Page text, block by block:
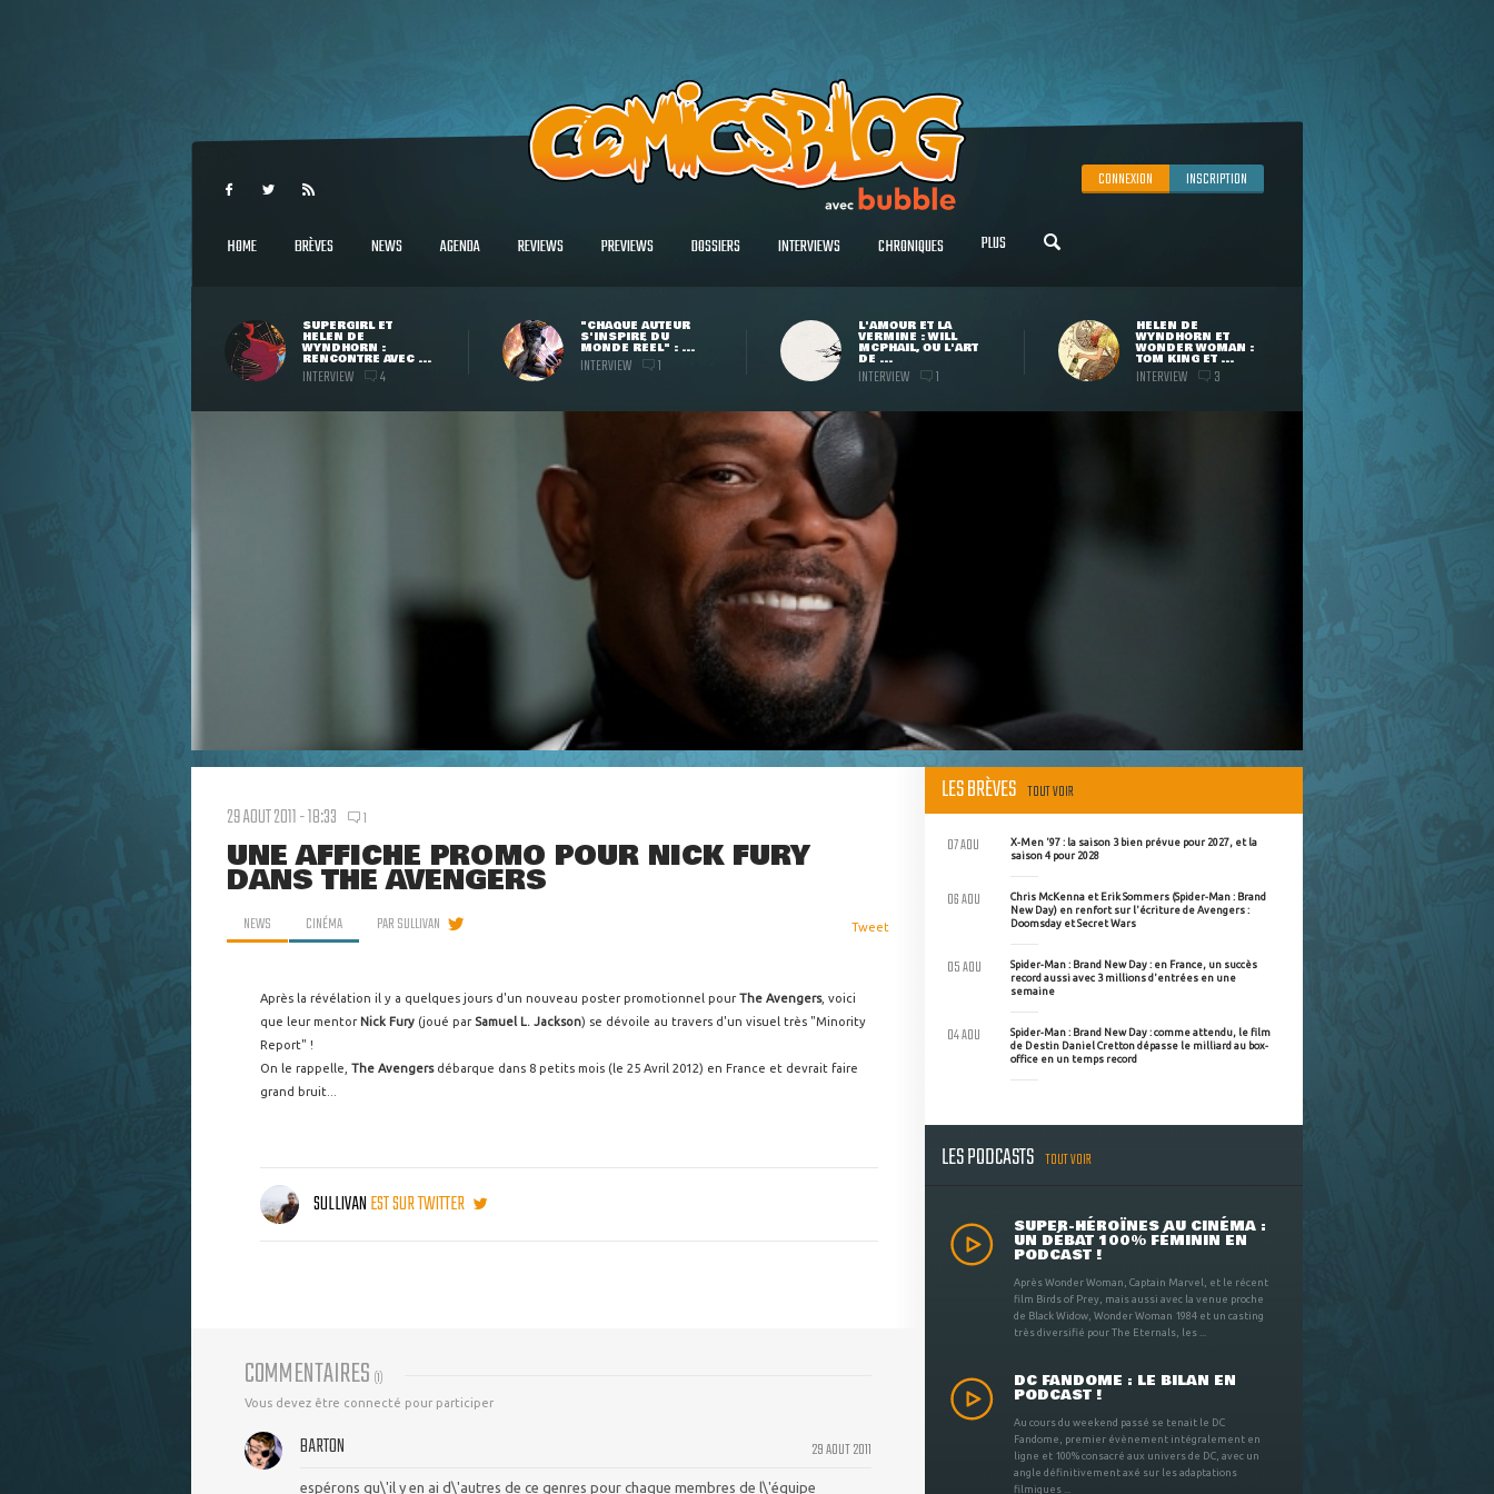
CONNEXION INSCRIPTION
HOME BRÈVES NEWS AGENDA REVIEWS PREVIEWS DOSSIERS INTERVIEWS CHRONIQUES PLUS
SUPERGIRL ET
HELEN DE
WYNDHORN :
RENCONTRE AVEC ...
INTERVIEW 4
"CHAQUE AUTEUR
S'INSPIRE DU
MONDE RÉEL" : ...
INTERVIEW 1
L'AMOUR ET LA
VERMINE : WILL
MCPHAIL, OU L'ART
DE ...
INTERVIEW 1
HELEN DE
WYNDHORN ET
WONDER WOMAN :
TOM KING ET ...
INTERVIEW 3
29 AOUT 2011 - 18:33 1
UNE AFFICHE PROMO POUR NICK FURY
DANS THE AVENGERS
NEWS CINÉMA PARSULLIVAN Tweet
Après la révélation il y a quelques jours d'un nouveau poster promotionnel pourThe Avengers, voici
que leur mentor Nick Fury (joué par Samuel L. Jackson) se dévoile au travers d'un visuel très "Minority
Report" !
On le rappelle, The Avengersdébarque dans 8 petits mois (le 25 Avril 2012) en France et devrait faire
grand bruit...
SULLIVANEST SUR TWITTER
COMMENTAIRES (1)
Vous devez être connecté pour participer
29 AOUT 2011
BARTON
espérons qu\'il y en ai d\'autres de ce genres pour chaque membres de l\'équipe
LES BRÈVES TOUT VOIR
X-Men '97 : la saison 3 bien prévue pour 2027, et la
saison 4 pour 2028
07 AOU
Chris McKenna et Erik Sommers (Spider-Man : Brand
New Day) en renfort sur l'écriture de Avengers :
Doomsday et Secret Wars
06 AOU
Spider-Man : Brand New Day : en France, un succès
record aussi avec 3 millions d'entrées en une
semaine
05 AOU
Spider-Man : Brand New Day : comme attendu, le film
de Destin Daniel Cretton dépasse le milliard au box-
office en un temps record
04 AOU
LES PODCASTS TOUT VOIR
SUPER-HÉROÏNES AU CINÉMA :
UN DÉBAT 100% FÉMININ EN
PODCAST !
Après Wonder Woman, Captain Marvel, et le récent
film Birds of Prey, mais aussi avec la venue proche
de Black Widow, Wonder Woman 1984 et un casting
très diversifié pour The Eternals, les ...
DC FANDOME : LE BILAN EN
PODCAST !
Au cours du weekend passé se tenait le DC
Fandome, premier évènement intégralement en
ligne et 100% consacré aux univers de DC, avec un
angle définitivement axé sur les adaptations
filmiques ...